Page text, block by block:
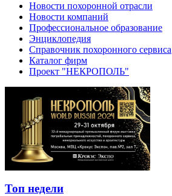
Новости похоронной отрасли
Новости компаний
Профессиональное образование
Энциклопедия
Справочник похоронного сервиса
Каталог фирм
Проект "НЕКРОПОЛЬ"
Топ недели